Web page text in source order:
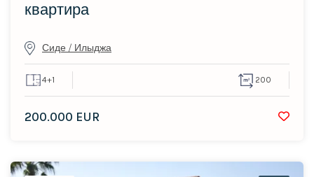
квартира
Сиде / Илыджа
4+1 200
200.000 EUR